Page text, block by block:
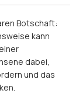
Botschaft:
kann
dabei,
und das